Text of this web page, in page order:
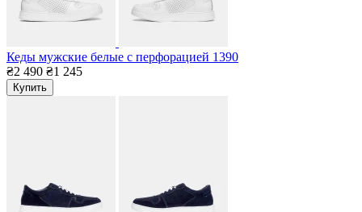
Кеды мужские белые с перфорацией 1390
₴2 490 ₴1 245
Купить